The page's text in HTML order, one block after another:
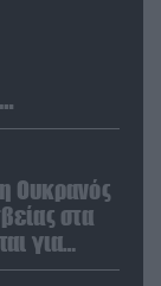
Ουκρανός
στα
για
και